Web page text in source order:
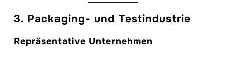
3. Packaging- und Testindustrie
Repräsentative Unternehmen